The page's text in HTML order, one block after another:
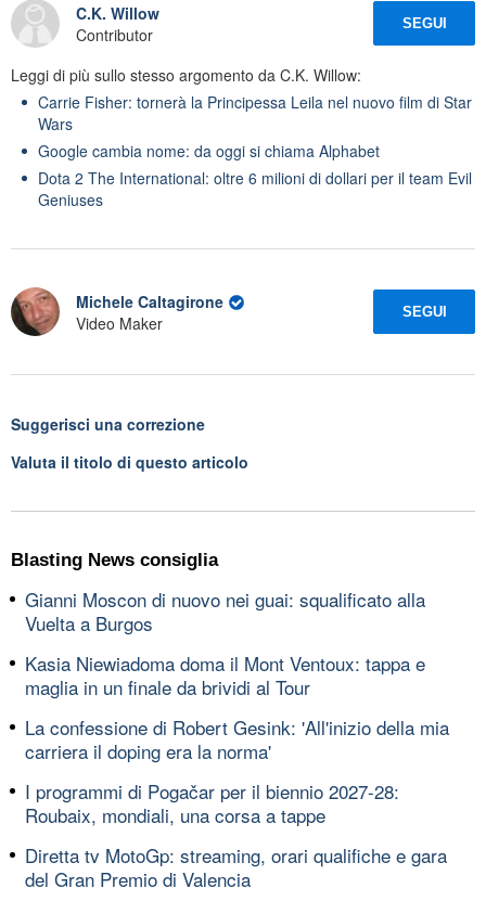
C.K. Willow
Contributor
SEGUI
Leggi di più sullo stesso argomento da C.K. Willow:
Carrie Fisher: tornerà la Principessa Leila nel nuovo film di Star
Wars
Google cambia nome: da oggi si chiama Alphabet
Dota 2 The International: oltre 6 milioni di dollari per il team Evil
Geniuses
Michele Caltagirone
Video Maker
SEGUI
Suggerisci una correzione
Valuta il titolo di questo articolo
Blasting News consiglia
Gianni Moscon di nuovo nei guai: squalificato alla
Vuelta a Burgos
Kasia Niewiadoma doma il Mont Ventoux: tappa e
maglia in un finale da brividi al Tour
La confessione di Robert Gesink: 'All'inizio della mia
carriera il doping era la norma'
I programmi di Pogačar per il biennio 2027-28:
Roubaix, mondiali, una corsa a tappe
Diretta tv MotoGp: streaming, orari qualifiche e gara
del Gran Premio di Valencia